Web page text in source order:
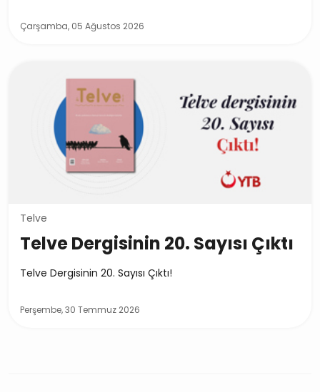
Çarşamba, 05 Ağustos 2026
Telve
Telve Dergisinin 20. Sayısı Çıktı
Telve Dergisinin 20. Sayısı Çıktı!
Perşembe, 30 Temmuz 2026